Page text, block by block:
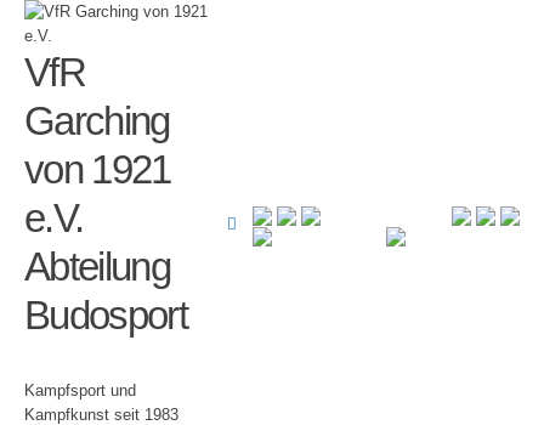
VfR
Garching
von 1921
e.V.
Abteilung
Budosport
Kampfsport und
Kampfkunst seit 1983